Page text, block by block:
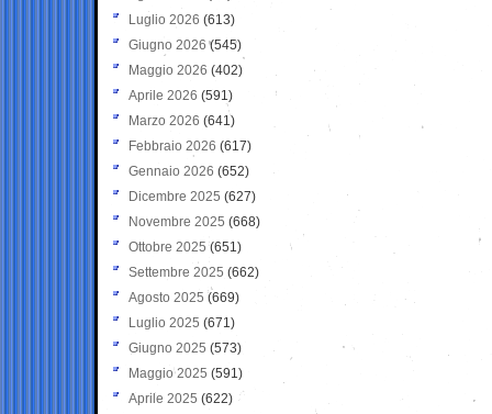
Luglio 2026 (613)
Giugno 2026 (545)
Maggio 2026 (402)
Aprile 2026 (591)
Marzo 2026 (641)
Febbraio 2026 (617)
Gennaio 2026 (652)
Dicembre 2025 (627)
Novembre 2025 (668)
Ottobre 2025 (651)
Settembre 2025 (662)
Agosto 2025 (669)
Luglio 2025 (671)
Giugno 2025 (573)
Maggio 2025 (591)
Aprile 2025 (622)